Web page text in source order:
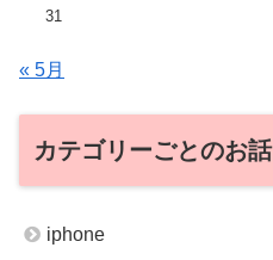
31
« 5月
カテゴリーごとのお話
iphone